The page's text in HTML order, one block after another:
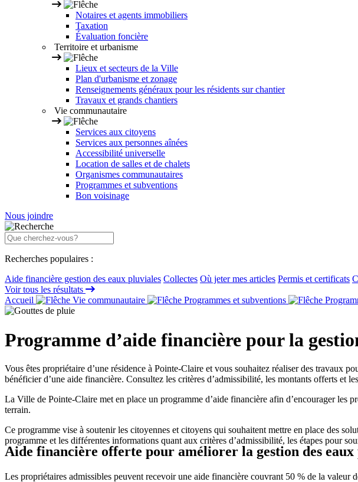
Notaires et agents immobiliers
Taxation
Évaluation foncière
Territoire et urbanisme
Lieux et secteurs de la Ville
Plan d'urbanisme et zonage
Renseignements généraux pour les résidents sur chantier
Travaux et grands chantiers
Vie communautaire
Services aux citoyens
Services aux personnes aînées
Accessibilité universelle
Location de salles et de chalets
Organismes communautaires
Programmes et subventions
Bon voisinage
Nous joindre
Recherches populaires :
Aide financière gestion des eaux pluviales Collectes Où jeter mes articles Permis et certificats
Voir tous les résultats
Accueil
Vie communautaire Programmes et subventions
Programme d’aide financière pour la
Vous êtes propriétaire d’une résidence à Pointe-Claire et vous souhaitez réaliser des travaux
bénéficier d’une aide financière. Consultez les critères d’admissibilité, les montants offerts et
La Ville de Pointe-Claire met en place un programme d’aide financière afin d’encourager les
terrain.
Ce programme vise à soutenir les citoyennes et citoyens qui souhaitent mettre en place des
programme et les différentes informations quant aux critères d’admissibilité, les étapes pour
Aide financière offerte pour améliorer la gestion des eaux
Les propriétaires admissibles peuvent recevoir une aide financière couvrant 50 % de la valeur